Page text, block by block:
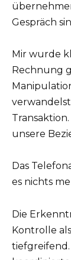
Gespräch
Mir wurde
Rechnung
unsere
Das
es nichts
Die
Kontrolle